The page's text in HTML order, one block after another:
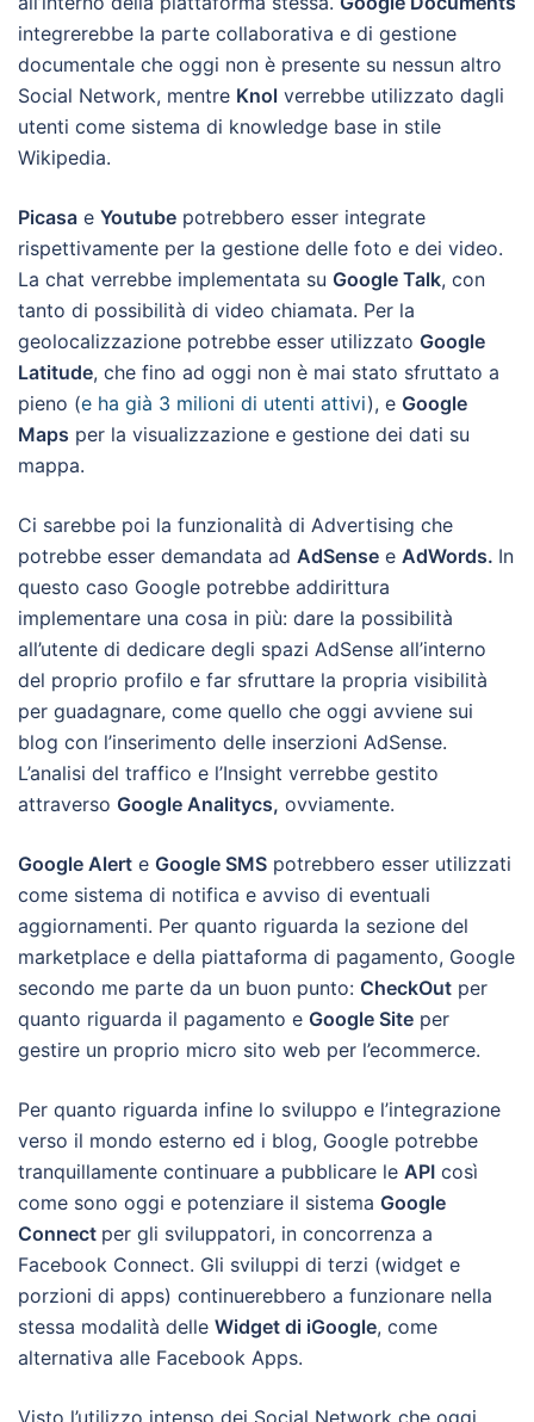
integrerebbe la parte collaborativa e di gestione
documentale che oggi non è presente su nessun altro
Social Network, mentre Knol verrebbe utilizzato dagli
utenti come sistema di knowledge base in stile
Wikipedia.
Picasa e Youtube potrebbero esser integrate
rispettivamente per la gestione delle foto e dei video.
La chat verrebbe implementata su Google Talk, con
tanto di possibilità di video chiamata. Per la
geolocalizzazione potrebbe esser utilizzato Google
Latitude, che fino ad oggi non è mai stato sfruttato a
pieno (e ha già 3 milioni di utenti attivi), e Google
Maps per la visualizzazione e gestione dei dati su
mappa.
Ci sarebbe poi la funzionalità di Advertising che
potrebbe esser demandata ad AdSense e AdWords. In
questo caso Google potrebbe addirittura
implementare una cosa in più: dare la possibilità
all’utente di dedicare degli spazi AdSense all’interno
del proprio profilo e far sfruttare la propria visibilità
per guadagnare, come quello che oggi avviene sui
blog con l’inserimento delle inserzioni AdSense.
L’analisi del traffico e l’Insight verrebbe gestito
attraverso Google Analitycs, ovviamente.
Google Alert e Google SMS potrebbero esser utilizzati
come sistema di notifica e avviso di eventuali
aggiornamenti. Per quanto riguarda la sezione del
marketplace e della piattaforma di pagamento, Google
secondo me parte da un buon punto: CheckOut per
quanto riguarda il pagamento e Google Site per
gestire un proprio micro sito web per l’ecommerce.
Per quanto riguarda infine lo sviluppo e l’integrazione
verso il mondo esterno ed i blog, Google potrebbe
tranquillamente continuare a pubblicare le API così
come sono oggi e potenziare il sistema Google
Connect per gli sviluppatori, in concorrenza a
Facebook Connect. Gli sviluppi di terzi (widget e
porzioni di apps) continuerebbero a funzionare nella
stessa modalità delle Widget di iGoogle, come
alternativa alle Facebook Apps.
Visto l’utilizzo intenso dei Social Network che oggi